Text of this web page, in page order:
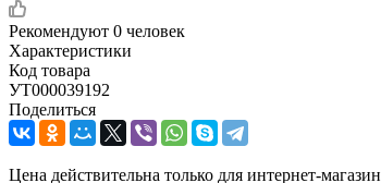
Рекомендуют 0 человек
Характеристики
Код товара
УТ000039192
Поделиться
Цена действительна только для интернет-